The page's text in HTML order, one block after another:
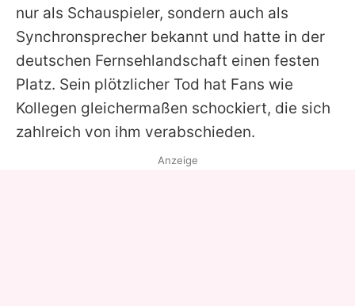
nur als Schauspieler, sondern auch als
Synchronsprecher bekannt und hatte in der
deutschen Fernsehlandschaft einen festen
Platz. Sein plötzlicher Tod hat Fans wie
Kollegen gleichermaßen schockiert, die sich
zahlreich von ihm verabschieden.
Anzeige